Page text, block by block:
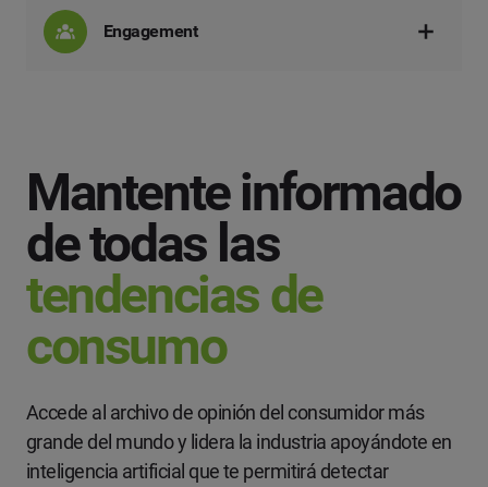
Engagement
Mantente informado
de todas las
tendencias de
consumo
Accede al archivo de opinión del consumidor más
grande del mundo y lidera la industria apoyándote en
inteligencia artificial que te permitirá detectar